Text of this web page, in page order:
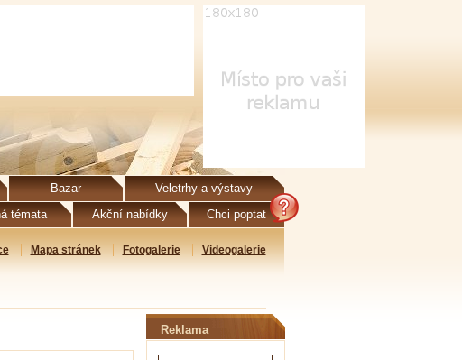
Bazar
Veletrhy a výstavy
témata Akční nabídky Chci poptat
Mapa stránek Fotogalerie Videogalerie
Reklama